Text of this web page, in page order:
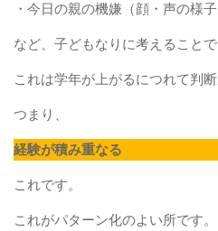
・今日の親の機嫌（顔・声の様子
など、子どもなりに考えることで
これは学年が上がるにつれて判
つまり、
経験が積み重なる
これです。
これがパターン化のよい所です。